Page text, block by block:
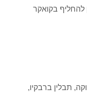
להחליף בקואקר
תבלין ברבקיו,